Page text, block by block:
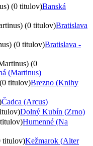
(0 titulov)Banská
(0 titulov)Bratislava
(0 titulov)Bratislava -
(0
(Martinus)
titulov)Brezno (Knihy
Čadca (Arcus)
Dolný Kubín (Zrno)
Humenné (Na
titulov)Kežmarok (Alter